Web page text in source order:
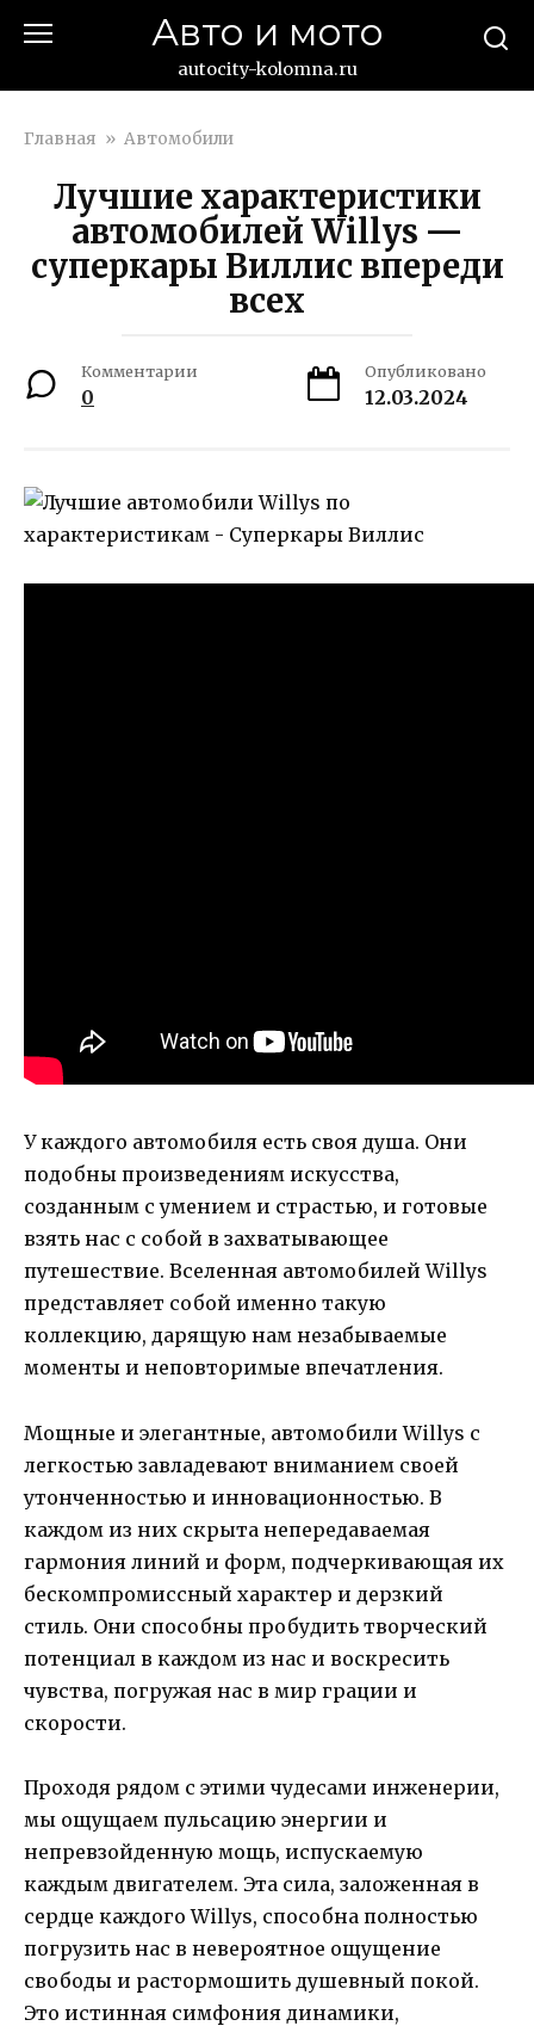
Авто и мото
autocity-kolomna.ru
Главная » Автомобили
Лучшие характеристики
автомобилей Willys —
суперкары Виллис впереди
всех
Комментарии
0
Опубликовано
12.03.2024
У каждого автомобиля есть своя душа. Они
подобны произведениям искусства,
созданным с умением и страстью, и готовые
взять нас с собой в захватывающее
путешествие. Вселенная автомобилей Willys
представляет собой именно такую
коллекцию, дарящую нам незабываемые
моменты и неповторимые впечатления.
Мощные и элегантные, автомобили Willys с
легкостью завладевают вниманием своей
утонченностью и инновационностью. В
каждом из них скрыта непередаваемая
гармония линий и форм, подчеркивающая их
бескомпромиссный характер и дерзкий
стиль. Они способны пробудить творческий
потенциал в каждом из нас и воскресить
чувства, погружая нас в мир грации и
скорости.
Проходя рядом с этими чудесами инженерии,
мы ощущаем пульсацию энергии и
непревзойденную мощь, испускаемую
каждым двигателем. Эта сила, заложенная в
сердце каждого Willys, способна полностью
погрузить нас в невероятное ощущение
свободы и растормошить душевный покой.
Это истинная симфония динамики,